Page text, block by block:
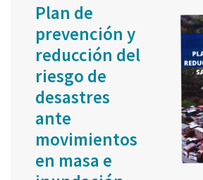
Plan de
prevención y
reducción del
riesgo de
desastres
ante
movimientos
en masa e